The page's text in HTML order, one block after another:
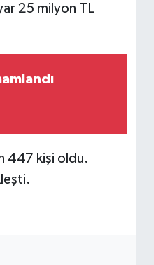
25 milyon TL
447 kişi oldu.